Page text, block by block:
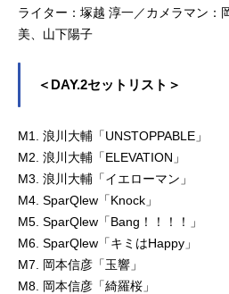
ライター：塚越 淳一／カメラマン：
美、山下陽子
＜DAY.2セットリスト＞
M1. 浪川大輔「UNSTOPPABLE」
M2. 浪川大輔「ELEVATION」
M3. 浪川大輔「イエローマン」
M4. SparQlew「Knock」
M5. SparQlew「Bang！！！！」
M6. SparQlew「キミはHappy」
M7. 岡本信彦「玉響」
M8. 岡本信彦「綺羅桜」